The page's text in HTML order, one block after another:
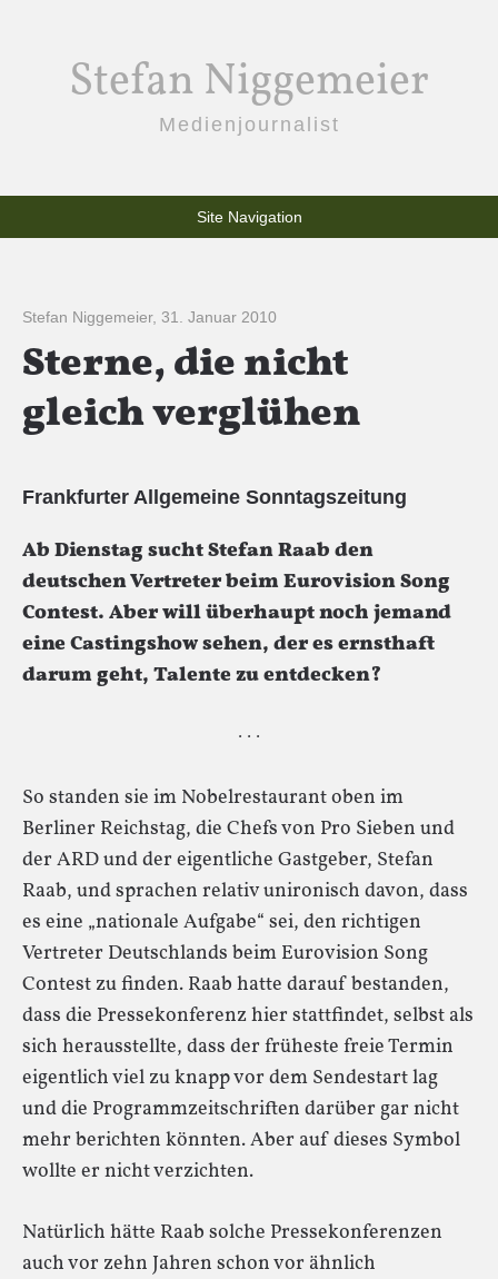
Stefan Niggemeier
Medienjournalist
Site Navigation
Stefan Niggemeier, 31. Januar 2010
Sterne, die nicht
gleich verglühen
Frankfurter Allgemeine Sonntagszeitung
Ab Dienstag sucht Stefan Raab den
deutschen Vertreter beim Eurovision Song
Contest. Aber will überhaupt noch jemand
eine Castingshow sehen, der es ernsthaft
darum geht, Talente zu entdecken?
· · ·
So standen sie im Nobelrestaurant oben im
Berliner Reichstag, die Chefs von Pro Sieben und
der ARD und der eigentliche Gastgeber, Stefan
Raab, und sprachen relativ unironisch davon, dass
es eine „nationale Aufgabe“ sei, den richtigen
Vertreter Deutschlands beim Eurovision Song
Contest zu finden. Raab hatte darauf bestanden,
dass die Pressekonferenz hier stattfindet, selbst als
sich herausstellte, dass der früheste freie Termin
eigentlich viel zu knapp vor dem Sendestart lag
und die Programmzeitschriften darüber gar nicht
mehr berichten könnten. Aber auf dieses Symbol
wollte er nicht verzichten.
Natürlich hätte Raab solche Pressekonferenzen
auch vor zehn Jahren schon vor ähnlich